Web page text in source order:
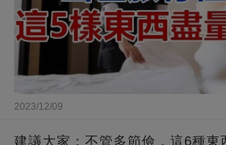
2023/12/09
建議大家：不管多節儉，這6種東